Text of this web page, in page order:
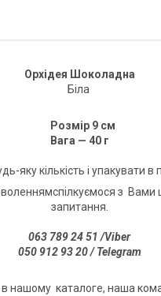
Орхідея Шоколадна
Біла
Розмір 9 см
Вага — 40 г
яку кількість і упакувати в
з
запитання.
063 789 24 51 /Viber
050 912 93 20 / Telegram
каталоге, наша